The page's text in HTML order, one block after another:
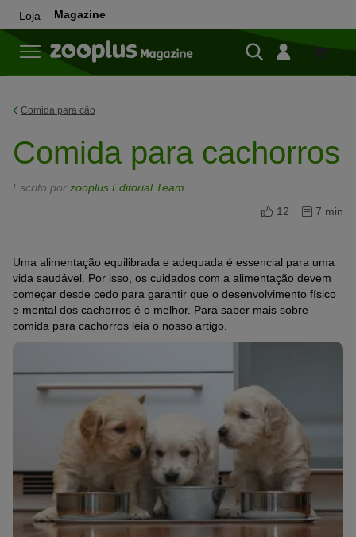
Loja Magazine
Loja
Comida para cão
Comida para cachorros
Escrito por zooplus Editorial Team
12
7 min
Uma alimentação equilibrada e adequada é essencial para uma
vida saudável. Por isso, os cuidados com a alimentação devem
começar desde cedo para garantir que o desenvolvimento físico
e mental dos cachorros é o melhor. Para saber mais sobre
comida para cachorros leia o nosso artigo.